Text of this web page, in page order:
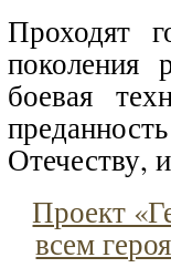
Проходят
поколения
боевая
Отечеству,
Проект
всем